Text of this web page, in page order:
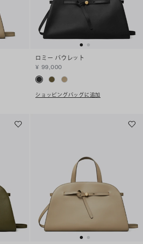
ロミー バウレット
¥ 99,000
ショッピングバッグに追加